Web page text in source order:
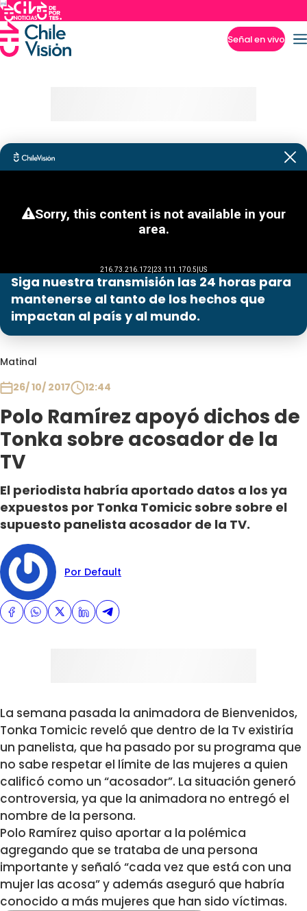
Señal en vivo
Siga nuestra transmisión las 24 horas para
mantenerse al tanto de los hechos que
impactan al país y al mundo.
Matinal
26/ 10/ 2017
12:44
Polo Ramírez apoyó dichos de
Tonka sobre acosador de la
TV
El periodista habría aportado datos a los ya
expuestos por Tonka Tomicic sobre sobre el
supuesto panelista acosador de la TV.
Por Default
La semana pasada la animadora de Bienvenidos,
Tonka Tomicic reveló que dentro de la Tv existiría
un panelista, que ha pasado por su programa que
no sabe respetar el límite de las mujeres a quien
calificó como un “acosador”. La situación generó
controversia, ya que la animadora no entregó el
nombre de la persona.
Polo Ramírez quiso aportar a la polémica
agregando que se trataba de una persona
importante y señaló “cada vez que está con una
mujer las acosa” y además aseguró que habría
conocido a más mujeres que han sido víctimas.
Programas
Contigo en Directo
Plan Perfecto
Sabingo
Todos Los Programas